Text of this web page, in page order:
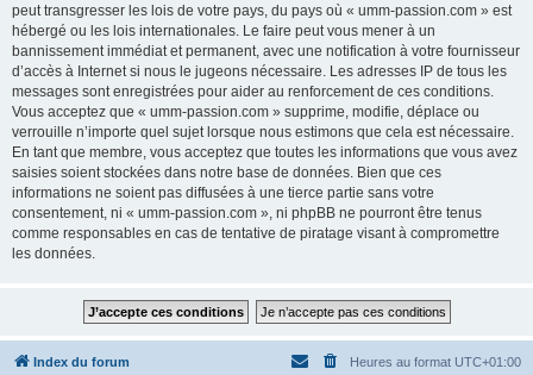
peut transgresser les lois de votre pays, du pays où « umm-passion.com » est
hébergé ou les lois internationales. Le faire peut vous mener à un
bannissement immédiat et permanent, avec une notification à votre fournisseur
d’accès à Internet si nous le jugeons nécessaire. Les adresses IP de tous les
messages sont enregistrées pour aider au renforcement de ces conditions.
Vous acceptez que « umm-passion.com » supprime, modifie, déplace ou
verrouille n’importe quel sujet lorsque nous estimons que cela est nécessaire.
En tant que membre, vous acceptez que toutes les informations que vous avez
saisies soient stockées dans notre base de données. Bien que ces
informations ne soient pas diffusées à une tierce partie sans votre
consentement, ni « umm-passion.com », ni phpBB ne pourront être tenus
comme responsables en cas de tentative de piratage visant à compromettre
les données.
Index du forum Heures au format UTC+01:00